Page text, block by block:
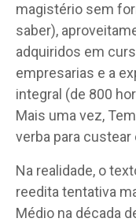
magistério sem
saber),
adquiridos em
empresarias e a
integral (de 800
Mais uma vez,
verba para
Na realidade, o
reedita tentativa
Médio na década